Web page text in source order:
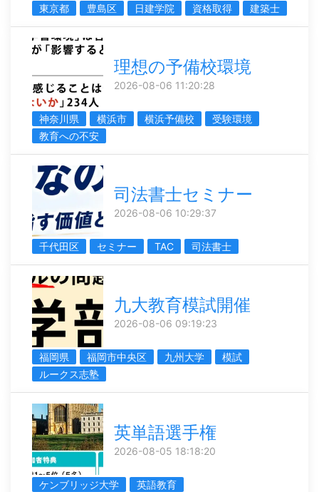
東京都 豊島区 日建学院 資格取得 建築士
理想の予備校環境
2026-08-06 11:20:28
神奈川県 横浜市 横浜予備校
受験環境
教育への不安
司法書士セミナー
2026-08-06 10:29:37
千代田区 セミナー TAC 司法書士
九大教育模試開催
2026-08-06 09:19:23
福岡県 福岡市中央区 九州大学
模試
ルークス志塾
英単語選手権
2026-08-05 18:18:20
ケンブリッジ大学
英語教育